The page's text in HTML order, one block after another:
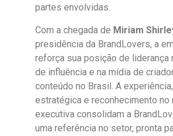
partes envolvidas.
Com a chegada de Miriam
presidência da BrandLovers, a
reforça sua posição de liderança
de influência e na mídia de
conteúdo no Brasil. A
estratégica e reconhecimento no
executiva consolidam a
uma referência no setor, pronta